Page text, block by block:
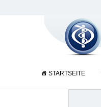
STARTSEITE